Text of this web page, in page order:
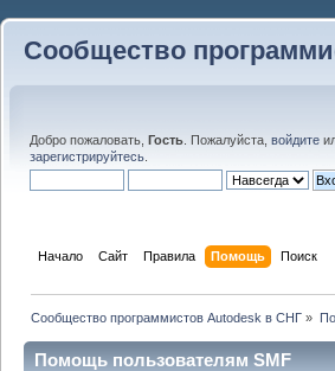
Сообщество
Добро пожаловать, Гость . Пожалуйста, войдите
зарегистрируйтесь
Начало Сайт Правила Помощь Поиск
Сообщество программистов Autodesk в СНГ »
Помощь пользователям SMF